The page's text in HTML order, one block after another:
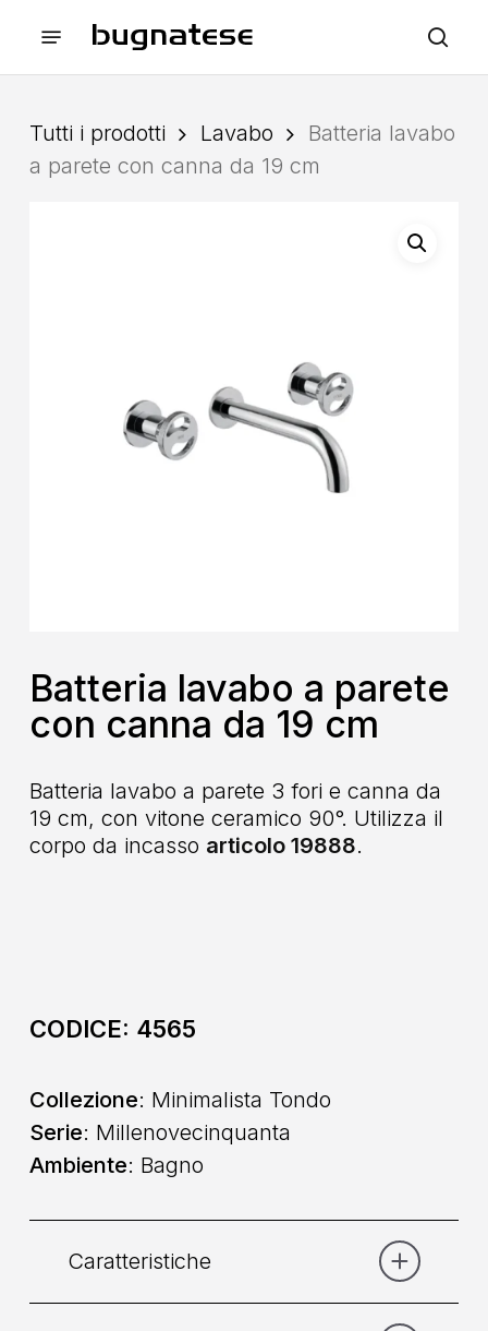
Menu
Tutti i prodotti Lavabo
Batteria lavabo
a parete con canna da 19 cm
Batteria lavabo a parete
con canna da 19 cm
Batteria lavabo a parete 3 fori e canna da
19 cm, con vitone ceramico 90°. Utilizza il
corpo da incasso articolo 19888.
CODICE: 4565
Collezione: Minimalista Tondo
Serie: Millenovecinquanta
Ambiente: Bagno
Caratteristiche